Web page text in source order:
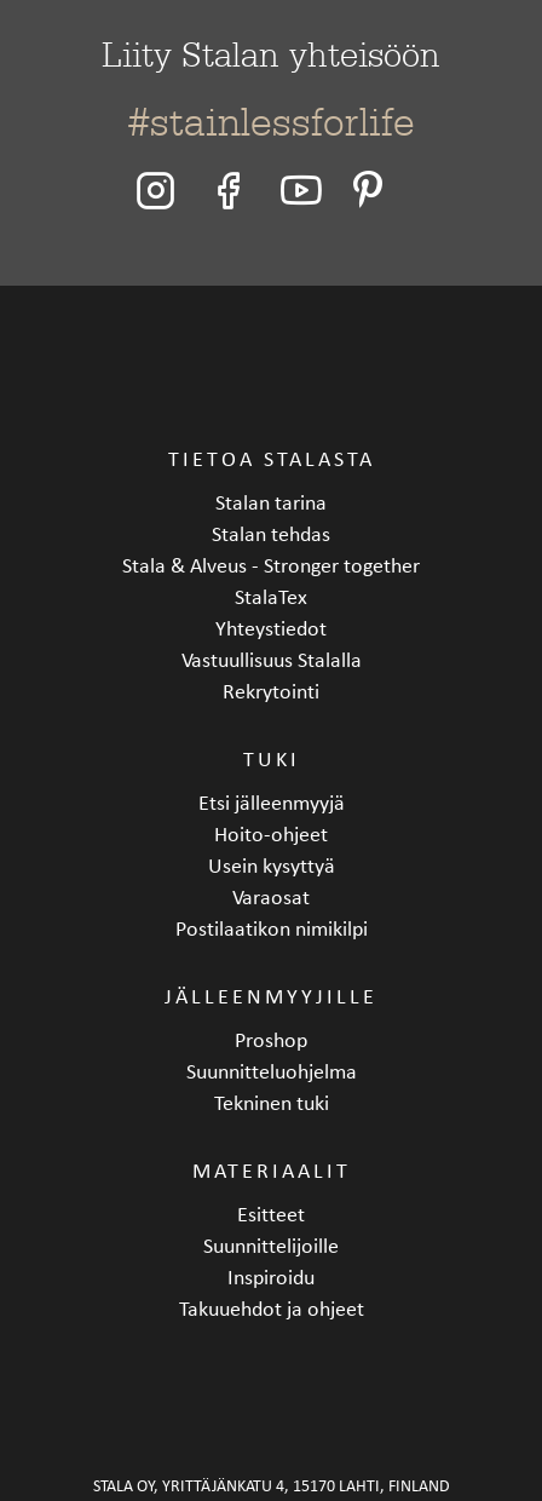
Liity Stalan yhteisöön
#stainlessforlife
TIETOA STALASTA
Stalan tarina
Stalan tehdas
Stala & Alveus - Stronger together
StalaTex
Yhteystiedot
Vastuullisuus Stalalla
Rekrytointi
TUKI
Etsi jälleenmyyjä
Hoito-ohjeet
Usein kysyttyä
Varaosat
Postilaatikon nimikilpi
JÄLLEENMYYJILLE
Proshop
Suunnitteluohjelma
Tekninen tuki
MATERIAALIT
Esitteet
Suunnittelijoille
Inspiroidu
Takuuehdot ja ohjeet
STALA OY, YRITTÄJÄNKATU 4, 15170 LAHTI, FINLAND